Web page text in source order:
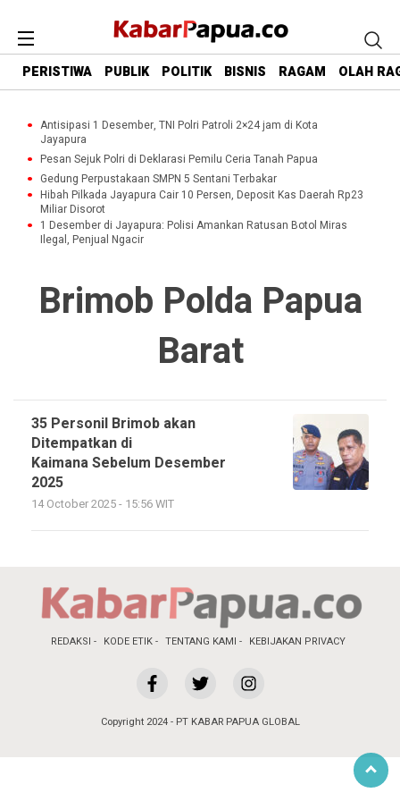
PERISTIWA PUBLIK POLITIK BISNIS RAGAM OLAH
Antisipasi 1 Desember, TNI Polri Patroli 2×24 jam di Kota
Jayapura
Pesan Sejuk Polri di Deklarasi Pemilu Ceria Tanah Papua
Gedung Perpustakaan SMPN 5 Sentani Terbakar
Hibah Pilkada Jayapura Cair 10 Persen, Deposit Kas Daerah Rp23
Miliar Disorot
1 Desember di Jayapura: Polisi Amankan Ratusan Botol Miras
Ilegal, Penjual Ngacir
Brimob Polda Papua
Barat
35 Personil Brimob akan
Ditempatkan di
Kaimana Sebelum Desember
2025
14 October 2025 - 15:56 WIT
REDAKSI KODE ETIK TENTANG KAMI KEBIJAKAN PRIVACY
Copyright 2024 - PT KABAR PAPUA GLOBAL